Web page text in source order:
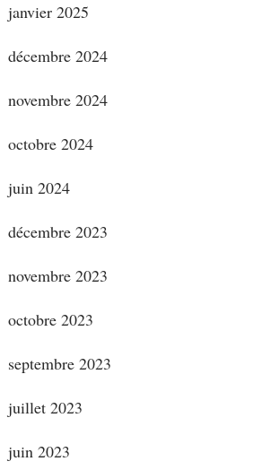
janvier 2025
décembre 2024
novembre 2024
octobre 2024
juin 2024
décembre 2023
novembre 2023
octobre 2023
septembre 2023
juillet 2023
juin 2023